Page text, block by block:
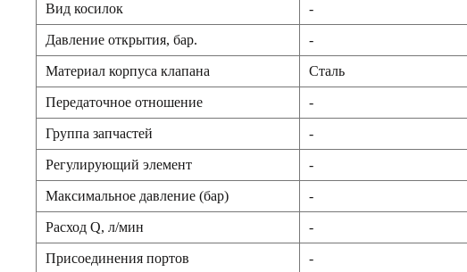
Вид косилок -
Давление открытия, бар. -
Материал корпуса клапана Сталь
Передаточное отношение -
Группа запчастей -
Регулирующий элемент -
Максимальное давление (бар) -
Расход Q, л/мин -
Присоединения портов -